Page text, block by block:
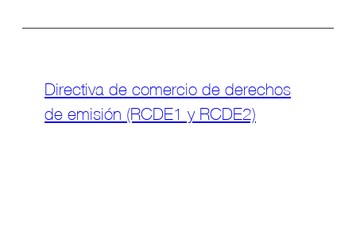
Directiva de comercio de derechos
de emisión (RCDE1 y RCDE2)